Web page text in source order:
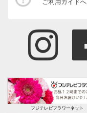
ご利用ガイドへ
フジテレビフラワーネット